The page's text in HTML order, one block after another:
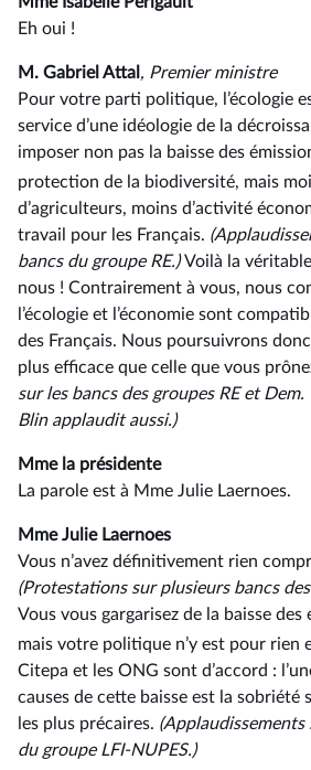
Eh oui !
M. Gabriel Attal , Premier ministre
Pour votre parti politique, l’écologie
service d’une idéologie de la
imposer non pas la baisse des
protection de la biodiversité, mais
d’agriculteurs, moins d’activité
travail pour les Français.
bancs du groupe RE.)Voilà la
nous ! Contrairement à vous, nous
l’écologie et l’économie sont
des Français. Nous poursuivrons
plus efficace que celle que vous
sur les bancs des groupes RE et
Blin applaudit aussi.)
Mme la présidente
La parole est à Mme Julie Laernoes.
Mme Julie Laernoes
Vous n’avez définitivement rien
(Protestations sur plusieurs bancs
Vous vous gargarisez de la baisse des
mais votre politique n’y est pour rien
Citepa et les ONG sont d’accord :
causes de cette baisse est la sobriété
les plus précaires. (Applaudissements
du groupe LFI-NUPES.)